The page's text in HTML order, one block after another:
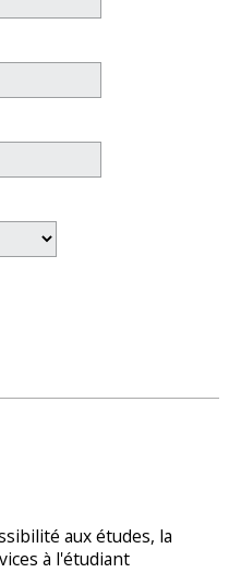
aux études, la
à l'étudiant